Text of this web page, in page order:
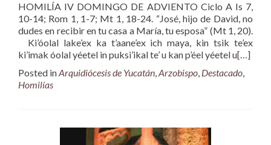
HOMILÍA IV DOMINGO DE ADVIENTO Ciclo A Is 7,
10-14; Rom 1, 1-7; Mt 1, 18-24. “José, hijo de David, no
dudes en recibir en tu casa a María, tu esposa” (Mt 1, 20).
Ki’óolal lake’ex ka t’aane’ex ich maya, kin tsik te’ex
ki’imak óolal yéetel in puksi’ikal te’ u kan p’éel yéetel u[…]
Posted inArquidiócesis de Yucatán,Arzobispo, Destacado,
Homilías